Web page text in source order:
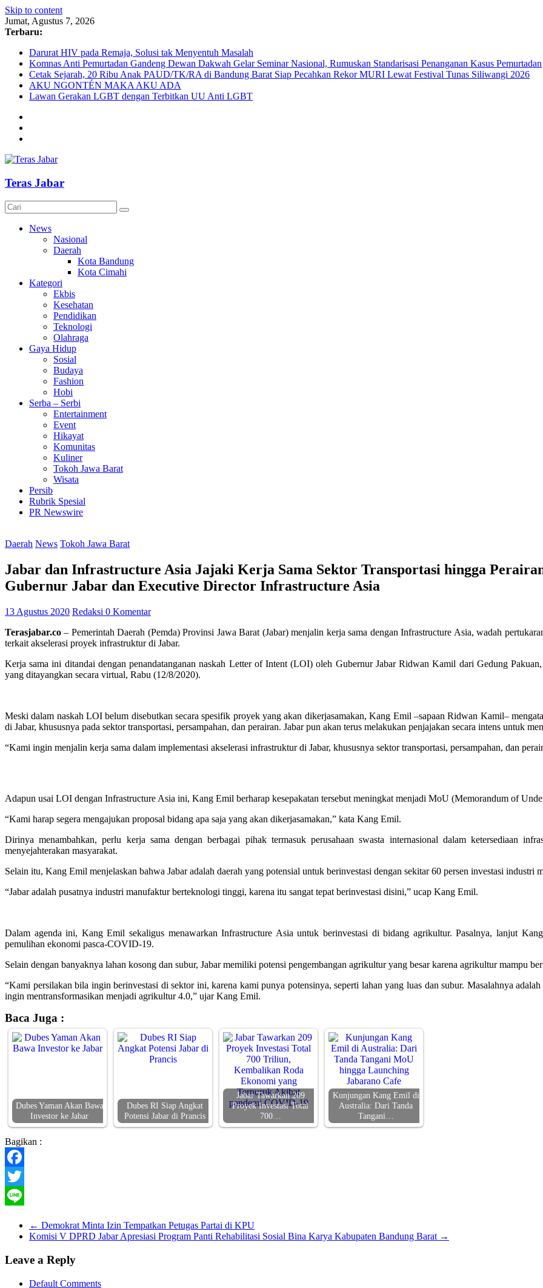
Skip to content
Jumat, Agustus 7, 2026
Terbaru:
Darurat HIV pada Remaja, Solusi tak Menyentuh Masalah
Komnas Anti Pemurtadan Gandeng Dewan Dakwah Gelar Seminar Nasional, Rumuskan Standarisasi Penanganan Kasus Pemurtadan
Cetak Sejarah, 20 Ribu Anak PAUD/TK/RA di Bandung Barat Siap Pecahkan Rekor MURI Lewat Festival Tunas Siliwangi 2026
AKU NGONTÉN MAKA AKU ADA
Lawan Gerakan LGBT dengan Terbitkan UU Anti LGBT
Teras Jabar
News
Nasional
Daerah
Kota Bandung
Kota Cimahi
Kategori
Ekbis
Kesehatan
Pendidikan
Teknologi
Olahraga
Gaya Hidup
Sosial
Budaya
Fashion
Hobi
Serba – Serbi
Entertainment
Event
Hikayat
Komunitas
Kuliner
Tokoh Jawa Barat
Wisata
Persib
Rubrik Spesial
PR Newswire
Daerah News Tokoh Jawa Barat
Jabar dan Infrastructure Asia Jajaki Kerja Sama Sektor Transportasi hingga
Gubernur Jabar dan Executive Director Infrastructure Asia
13 Agustus 2020 Redaksi 0 Komentar
Terasjabar.co – Pemerintah Daerah (Pemda) Provinsi Jawa Barat (Jabar) menjalin kerja sama dengan Infrastructure Asia, wadah
terkait akselerasi proyek infrastruktur di Jabar.
Kerja sama ini ditandai dengan penandatanganan naskah Letter of Intent (LOI) oleh Gubernur Jabar Ridwan Kamil dari Gedung
yang ditayangkan secara virtual, Rabu (12/8/2020).
Meski dalam naskah LOI belum disebutkan secara spesifik proyek yang akan dikerjasamakan, Kang Emil –sapaan Ridwan Kamil–
di Jabar, khususnya pada sektor transportasi, persampahan, dan perairan. Jabar pun akan terus melakukan penjajakan secara intens untuk
“Kami ingin menjalin kerja sama dalam implementasi akselerasi infrastruktur di Jabar, khususnya sektor transportasi, persampahan, dan
Adapun usai LOI dengan Infrastructure Asia ini, Kang Emil berharap kesepakatan tersebut meningkat menjadi MoU (Memorandum of
“Kami harap segera mengajukan proposal bidang apa saja yang akan dikerjasamakan,” kata Kang Emil.
Dirinya menambahkan, perlu kerja sama dengan berbagai pihak termasuk perusahaan swasta internasional dalam ketersediaan
menyejahterakan masyarakat.
Selain itu, Kang Emil menjelaskan bahwa Jabar adalah daerah yang potensial untuk berinvestasi dengan sekitar 60 persen investasi industri
“Jabar adalah pusatnya industri manufaktur berteknologi tinggi, karena itu sangat tepat berinvestasi disini,” ucap Kang Emil.
Dalam agenda ini, Kang Emil sekaligus menawarkan Infrastructure Asia untuk berinvestasi di bidang agrikultur. Pasalnya, lanjut
pemulihan ekonomi pasca-COVID-19.
Selain dengan banyaknya lahan kosong dan subur, Jabar memiliki potensi pengembangan agrikultur yang besar karena agrikultur mampu
“Kami persilakan bila ingin berinvestasi di sektor ini, karena kami punya potensinya, seperti lahan yang luas dan subur. Masalahnya
ingin mentransformasikan menjadi agrikultur 4.0,” ujar Kang Emil.
Baca Juga :
Dubes Yaman Akan Bawa
Investor ke Jabar
Dubes RI Siap Angkat
Potensi Jabar di Prancis
Jabar Tawarkan 209
Proyek Investasi Total
700…
Kunjungan Kang Emil di
Australia: Dari Tanda
Tangani…
Bagikan :
Facebook
Twitter
← Demokrat Minta Izin Tempatkan Petugas Partai di KPU
Komisi V DPRD Jabar Apresiasi Program Panti Rehabilitasi Sosial Bina Karya Kabupaten Bandung Barat →
Leave a Reply
Default Comments